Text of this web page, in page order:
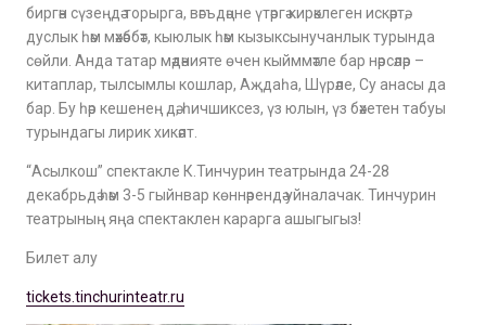
биргән сүзеңдә торырга, вәгъдәңне үтәргә кирәклеген искәртә,
дуслык һәм мәхәббәт, кыюлык һәм кызыксынучанлык турында
сөйли. Анда татар мәдәнияте өчен кыйммәтле бар нәрсәләр –
китаплар, тылсымлы кошлар, Аҗдаһа, Шүрәле, Су анасы да
бар. Бу һәр кешенең дә, һичшиксез, үз юлын, үз бәхетен табуы
турындагы лирик хикәят.
“Асылкош” спектакле К.Тинчурин театрында 24-28
декабрьдә һәм 3-5 гыйнвар көннәрендә уйналачак. Тинчурин
театрының яңа спектаклен карарга ашыгыгыз!
Билет алу
tickets.tinchurinteatr.ru